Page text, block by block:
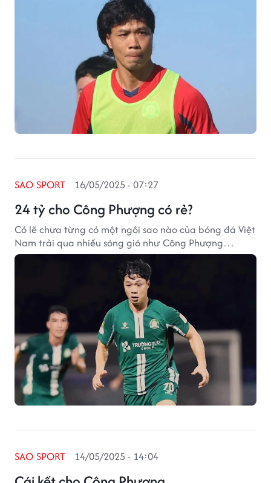
24 tỷ cho Công Phượng có rẻ?
SAO SPORT 16/05/2025 - 07:27
Có lẽ chưa từng có một ngôi sao nào của bóng đá Việt
Nam trải qua nhiều sóng gió như Công Phượng…
SAO SPORT 14/05/2025 - 14:04